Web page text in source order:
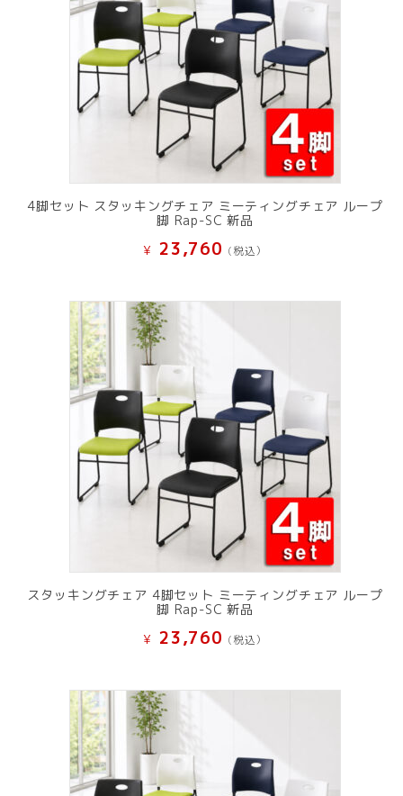
4脚セット スタッキングチェア ミーティングチェア ループ
脚 Rap-SC 新品
¥ 23,760 (税込）
スタッキングチェア 4脚セット ミーティングチェア ループ
脚 Rap-SC 新品
¥ 23,760 (税込）